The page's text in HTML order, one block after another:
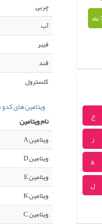
چربی
آب
فیبر
قند
کلسترول
ویتامین های
نام ویتامین
ویتامین A
ویتامین D
ویتامین E
ویتامین K
ویتامین C
ج
ز
ظ
ل